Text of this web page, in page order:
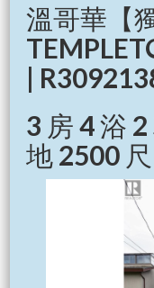
溫哥華【
|
3 房 4 浴
地 2500 尺